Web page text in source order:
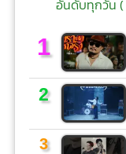
อันดับทุกวัน (
1
2
3